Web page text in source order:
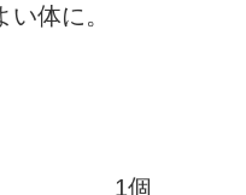
体に。
1個